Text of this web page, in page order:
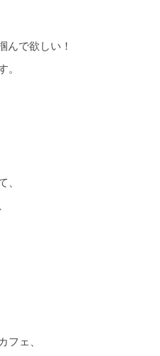
んで欲しい！
。
、
フェ、